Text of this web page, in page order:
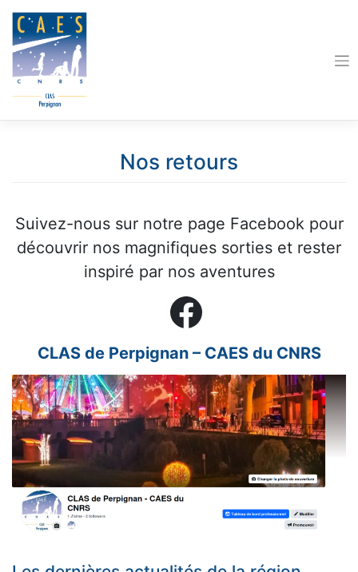
content
Nos retours
Suivez-nous sur notre page Facebook pour
découvrir nos magnifiques sorties et rester
inspiré par nos aventures
Facebook
CLAS de Perpignan – CAES du CNRS